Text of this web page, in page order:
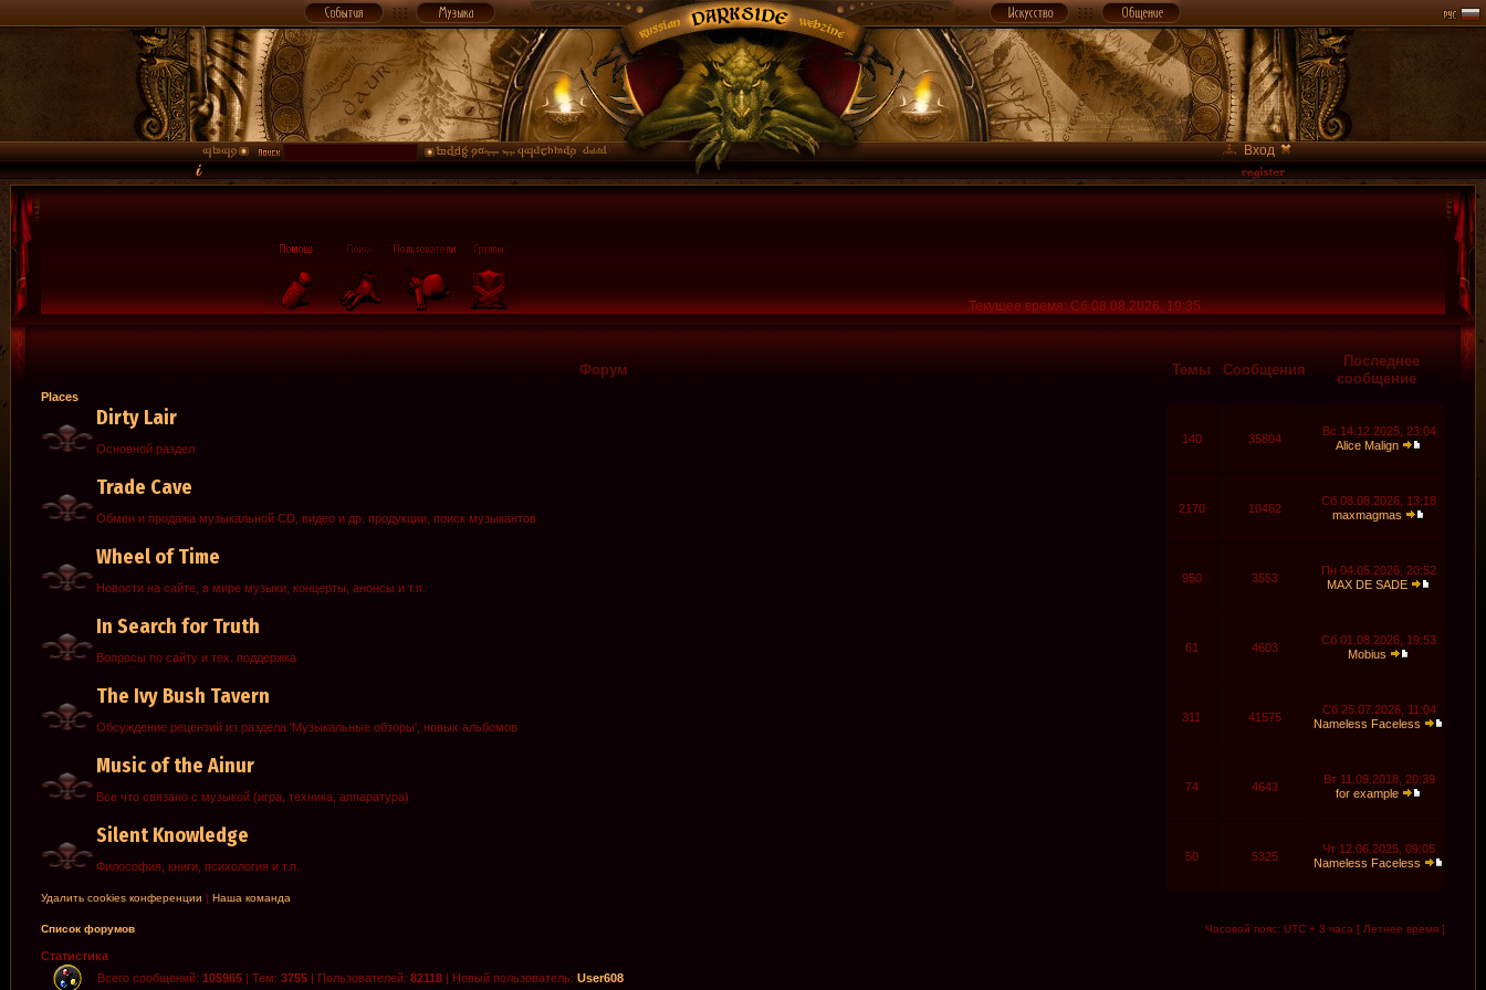
Вход
Текущее время: Сб 08.08.2026, 19:35
Форум Темы Сообщения
Последнее
сообщение
Places
Dirty Lair
Основной раздел
140 35804
Вс 14.12.2025, 23:04
Alice Malign
Trade Cave
Обмен и продажа музыкальной CD, видео и др. продукции, поиск музыкантов
2170 10462
Сб 08.08.2026, 13:18
maxmagmas
Wheel of Time
Новости на сайте, в мире музыки, концерты, анонсы и т.п.
950 3553
Пн 04.05.2026, 20:52
MAX DE SADE
In Search for Truth
Вопросы по сайту и тех. поддержка
61 4603
Сб 01.08.2026, 19:53
Mobius
The Ivy Bush Tavern
Обсуждение рецензий из раздела 'Музыкальные обзоры', новых альбомов
311 41575
Сб 25.07.2026, 11:04
Nameless Faceless
Music of the Ainur
Все что связано с музыкой (игра, техника, аппаратура)
74 4643
Вт 11.09.2018, 20:39
for example
Silent Knowledge
Философия, книги, психология и т.п.
50 5325
Чт 12.06.2025, 09:05
Nameless Faceless
Удалить cookies конференции | Наша команда
Список форумов Часовой пояс: UTC + 3 часа [ Летнее время ]
Статистика
Всего сообщений: 105965 | Тем: 3755 | Пользователей: 82118 | Новый пользователь: User608